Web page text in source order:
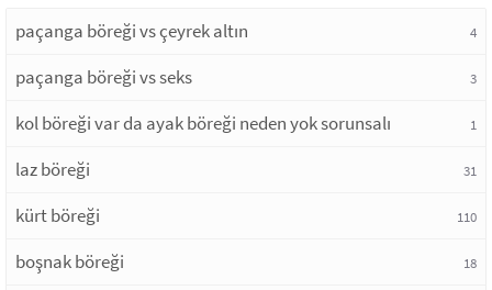
paçanga böreği vs çeyrek altın 4
paçanga böreği vs seks 3
kol böreği var da ayak böreği neden yok sorunsalı 1
laz böreği 31
kürt böreği 110
boşnak böreği 18